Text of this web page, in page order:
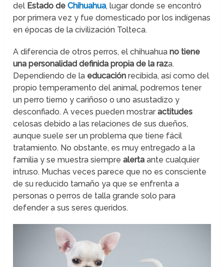
del Estado deChihuahua, lugar donde se encontró
por primera vez y fue domesticado por los indígenas
en épocas de la civilización Tolteca.
A diferencia de otros perros, el chihuahuano tiene
una personalidad definida propia de la raza.
Dependiendo de la educaciónrecibida, así como del
propio temperamento del animal, podremos tener
un perro tierno y cariñoso o uno asustadizo y
desconfiado. A veces pueden mostraractitudes
celosas debido a las relaciones de sus dueños,
aunque suele ser un problema que tiene fácil
tratamiento. No obstante, es muy entregado a la
familia y se muestra siemprealertaante cualquier
intruso. Muchas veces parece que no es consciente
de su reducido tamaño ya que se enfrenta a
personas o perros de talla grande solo para
defender a sus seres queridos.